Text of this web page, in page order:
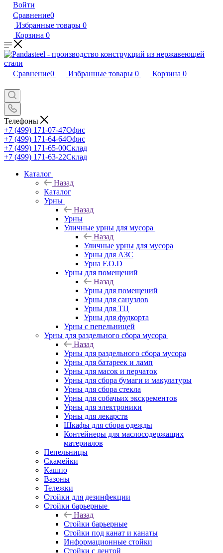
Войти
Сравнение0
Избранные товары 0
Корзина 0
Сравнение0 Избранные товары 0 Корзина 0
Телефоны
+7 (499) 171-07-47Офис
+7 (499) 171-64-64Офис
+7 (499) 171-65-00Склад
+7 (499) 171-63-22Склад
Каталог
Назад
Каталог
Урны
Назад
Урны
Уличные урны для мусора
Назад
Уличные урны для мусора
Урны для АЗС
Урна F.O.D
Урны для помещений
Назад
Урны для помещений
Урны для санузлов
Урны для ТЦ
Урны для фудкорта
Урны с пепельницей
Урны для раздельного сбора мусора
Назад
Урны для раздельного сбора мусора
Урны для батареек и ламп
Урны для масок и перчаток
Урны для сбора бумаги и макулатуры
Урны для сбора стекла
Урны для собачьих экскрементов
Урны для электроники
Урны для лекарств
Шкафы для сбора одежды
Контейнеры для маслосодержащих
материалов
Пепельницы
Скамейки
Кашпо
Вазоны
Тележки
Стойки для дезинфекции
Стойки барьерные
Назад
Стойки барьерные
Стойки под канат и канаты
Информационные стойки
Стойки с лентой